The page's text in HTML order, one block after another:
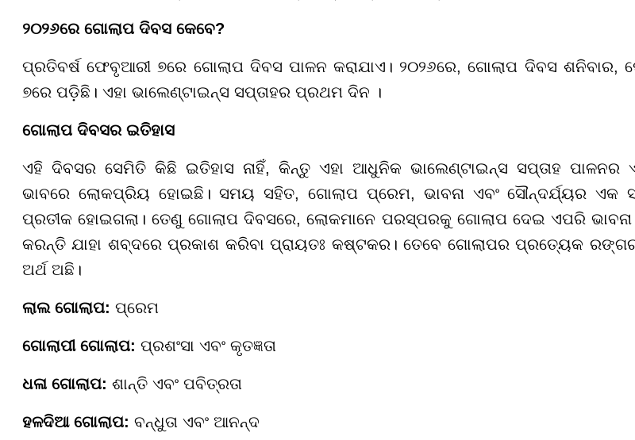
୨୦୨୬ରେ ଗୋଲାପ ଦିବସ କେବେ?
ପ୍ରତିବର୍ଷ ଫେବୃଆରୀ ୭ରେ ଗୋଲାପ ଦିବସ ପାଳନ କରାଯାଏ। ୨୦୨୬ରେ, ଗୋଲାପ ଦିବସ ଶନିବାର,
୭ରେ ପଡ଼ିଛି। ଏହା ଭାଲେଣ୍ଟାଇନ୍ସ ସପ୍ତାହର ପ୍ରଥମ ଦିନ ।
ଗୋଲାପ ଦିବସର ଇତିହାସ
ଏହି ଦିବସର ସେମିତି କିଛି ଇତିହାସ ନାହିଁ, କିନ୍ତୁ ଏହା ଆଧୁନିକ ଭାଲେଣ୍ଟାଇନ୍ସ ସପ୍ତାହ ପାଳନର
ଭାବରେ ଲୋକପ୍ରିୟ ହୋଇଛି। ସମୟ ସହିତ, ଗୋଲାପ ପ୍ରେମ, ଭାବନା ଏବଂ ସୌନ୍ଦର୍ଯ୍ୟର ଏକ
ପ୍ରତୀକ ହୋଇଗଲା। ତେଣୁ ଗୋଲାପ ଦିବସରେ, ଲୋକମାନେ ପରସ୍ପରକୁ ଗୋଲାପ ଦେଇ ଏପରି
କରନ୍ତି ଯାହା ଶବ୍ଦରେ ପ୍ରକାଶ କରିବା ପ୍ରାୟତଃ କଷ୍ଟକର। ତେବେ ଗୋଲାପର ପ୍ରତ୍ୟେକ
ଅର୍ଥ ଅଛି।
ଲାଲ ଗୋଲାପ: ପ୍ରେମ
ଗୋଲାପୀ ଗୋଲାପ: ପ୍ରଶଂସା ଏବଂ କୃତଜ୍ଞତା
ଧଳା ଗୋଲାପ: ଶାନ୍ତି ଏବଂ ପବିତ୍ରତା
ହଳଦିଆ ଗୋଲାପ: ବନ୍ଧୁତା ଏବଂ ଆନନ୍ଦ